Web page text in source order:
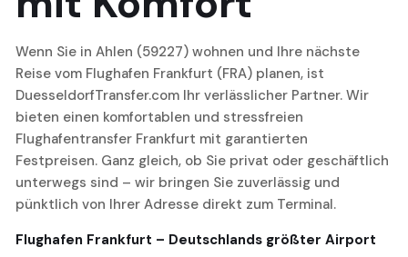
Wenn Sie in Ahlen (59227) wohnen und Ihre nächste
Reise vom Flughafen Frankfurt (FRA) planen, ist
DuesseldorfTransfer.com Ihr verlässlicher Partner. Wir
bieten einen komfortablen und stressfreien
Flughafentransfer Frankfurt mit garantierten
Festpreisen. Ganz gleich, ob Sie privat oder geschäftlich
unterwegs sind – wir bringen Sie zuverlässig und
pünktlich von Ihrer Adresse direkt zum Terminal.
Flughafen Frankfurt – Deutschlands größter Airport